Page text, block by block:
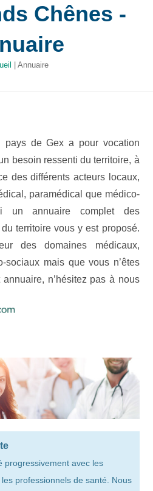
Chênes -
| Annuaire
de Gex a pour vocation
besoin ressenti du territoire, à
des différents acteurs locaux,
paramédical que médico-
un annuaire complet des
territoire vous y est proposé.
des domaines médicaux,
sociaux mais que vous n’êtes
n’hésitez pas à nous
progressivement avec les
professionnels de santé. Nous